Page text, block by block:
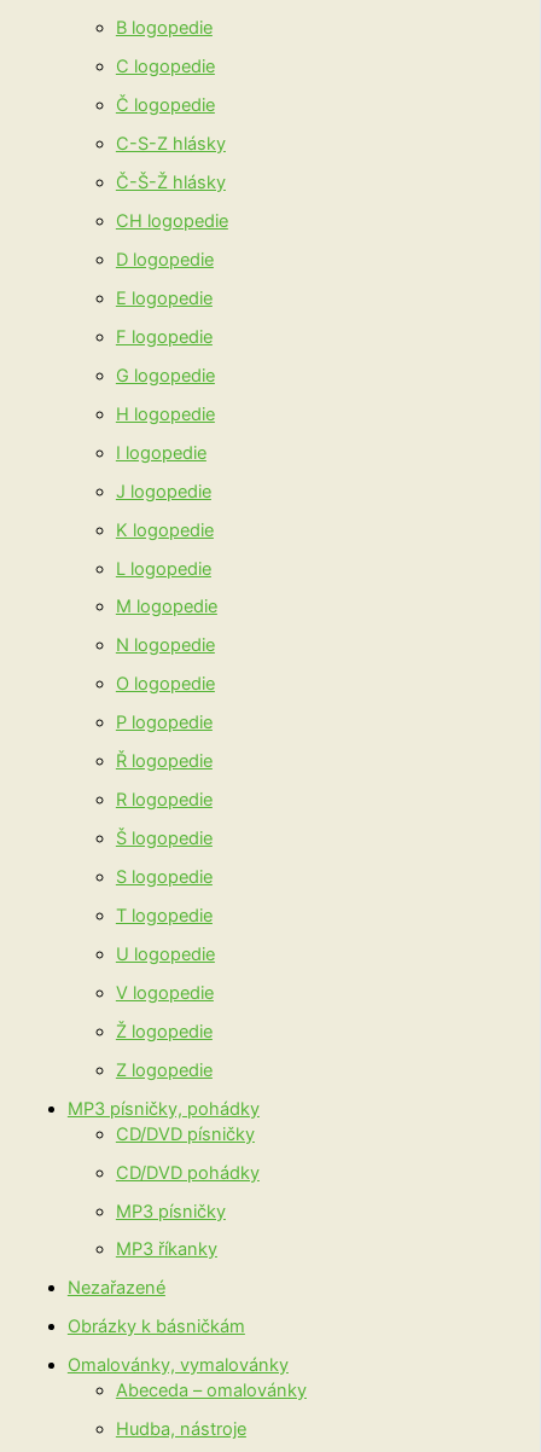
B logopedie
C logopedie
Č logopedie
C-S-Z hlásky
Č-Š-Ž hlásky
CH logopedie
D logopedie
E logopedie
F logopedie
G logopedie
H logopedie
I logopedie
J logopedie
K logopedie
L logopedie
M logopedie
N logopedie
O logopedie
P logopedie
Ř logopedie
R logopedie
Š logopedie
S logopedie
T logopedie
U logopedie
V logopedie
Ž logopedie
Z logopedie
MP3 písničky, pohádky
CD/DVD písničky
CD/DVD pohádky
MP3 písničky
MP3 říkanky
Nezařazené
Obrázky k básničkám
Omalovánky, vymalovánky
Abeceda – omalovánky
Hudba, nástroje